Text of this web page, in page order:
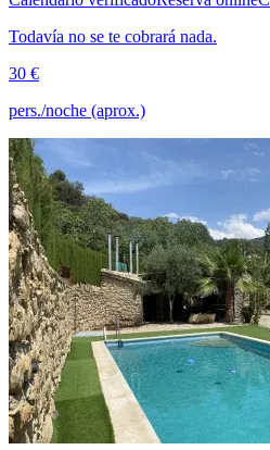
Todavía no se te cobrará nada.
30 €
pers./noche (aprox.)